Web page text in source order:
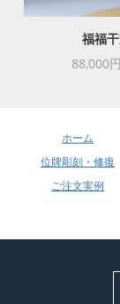
福福
88,000円
ホーム
位牌彫刻・修復
ご注文実例